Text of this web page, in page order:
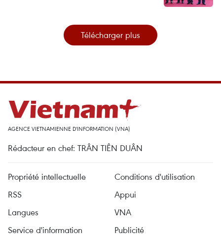
Télécharger plus
AGENCE VIETNAMIENNE D'INFORMATION (VNA)
Rédacteur en chef: TRÂN TIÊN DUÂN
Propriété intellectuelle
Conditions d'utilisation
RSS
Appui
Langues
VNA
Service d'information
Publicité